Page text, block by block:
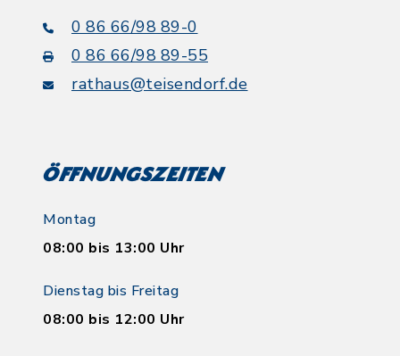
0 86 66/98 89-0
0 86 66/98 89-55
rathaus@teisendorf.de
Öffnungszeiten
Montag
08:00 bis 13:00 Uhr
Dienstag bis Freitag
08:00 bis 12:00 Uhr